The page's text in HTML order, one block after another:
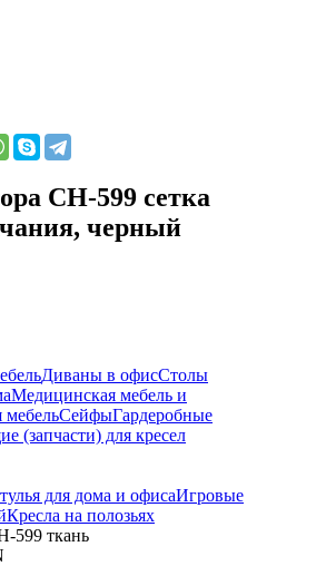
CH-599 сетка
черный
Диваны в офисСтолы
Медицинская мебель и
мебельСейфыГардеробные
(запчасти) для кресел
для дома и офисаИгровые
Кресла на полозьях
599 ткань